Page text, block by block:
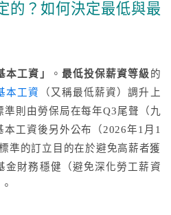
的？如何決定最低與最
本工資」 。 最低投保薪資等級 的
本工資
（又稱最低薪資）調升上
準則由勞保局在每年Q3尾聲（九
工資後另外公布（2026年1月1
準的訂立目的在於避免高薪者獲
金財務穩健（避免深化勞工薪資